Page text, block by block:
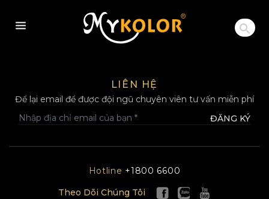
MYKOLOR
LIÊN HỆ
Để lại email để được đội ngũ chuyên viên tư vấn miễn phí
ĐĂNG KÝ
Hotline +1800 6600
Theo Dõi Chúng Tôi